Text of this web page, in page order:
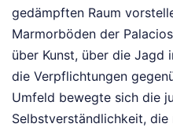
gedämpften Raum
Marmorböden der
über Kunst, über die Jagd
die Verpflichtungen
Umfeld bewegte sich die
Selbstverständlichkeit, die